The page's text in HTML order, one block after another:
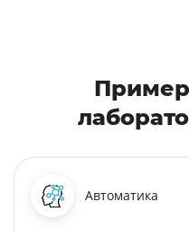
Автоматика